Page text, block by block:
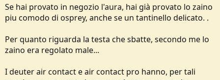
Se hai provato in negozio l'aura, hai già provato lo zaino
piu comodo di osprey, anche se un tantinello delicato. .
Per quanto riguarda la testa che sbatte, secondo me lo
zaino era regolato male...
I deuter air contact e air contact pro hanno, per tali